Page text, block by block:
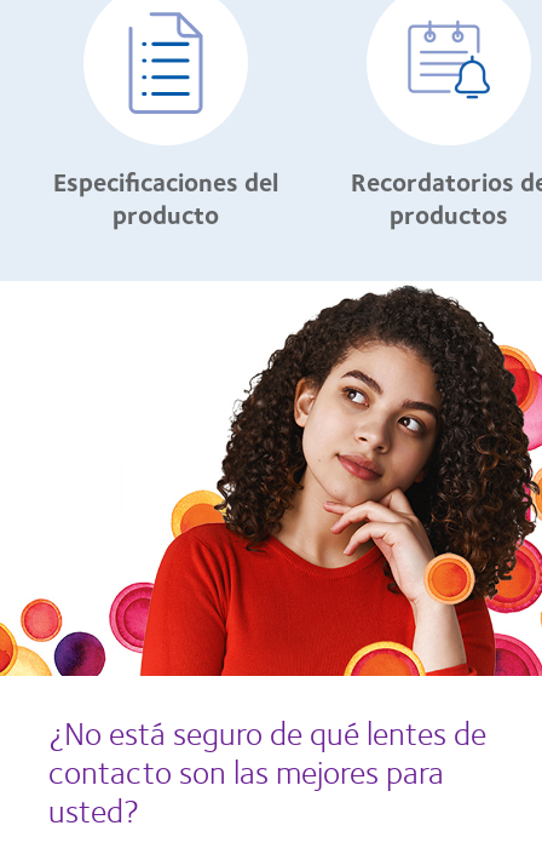
Especificaciones del
producto
Recordatorios
productos
¿No está seguro de qué lentes de
contacto son las mejores para
usted?